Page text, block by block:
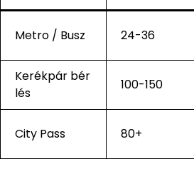
Metro / Busz 24-36
Kerékpár bér
lés
100-150
City Pass 80+